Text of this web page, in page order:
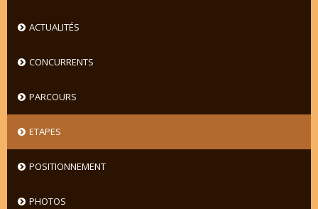
ACTUALITÉS
CONCURRENTS
PARCOURS
ETAPES
POSITIONNEMENT
PHOTOS